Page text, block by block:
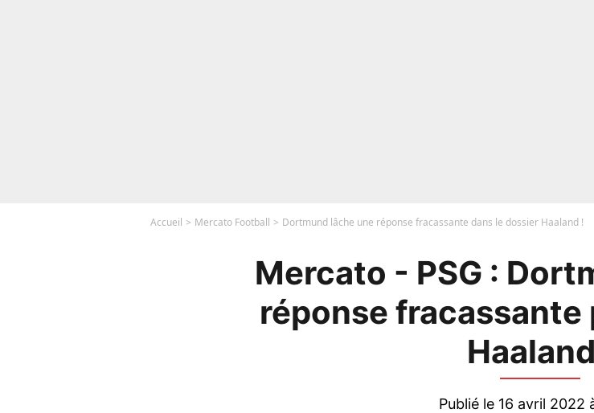
Accueil Mercato Football Dortmund lâche une réponse fracassante dans le dossier Haaland !
Mercato - PSG :
réponse fracassante
Publié le 16 avril 2022